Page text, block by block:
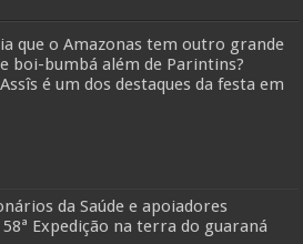
que o Amazonas tem outro grande
boi-bumbá além de Parintins?
é um dos destaques da festa em
da Saúde e apoiadores
Expedição na terra do guaraná